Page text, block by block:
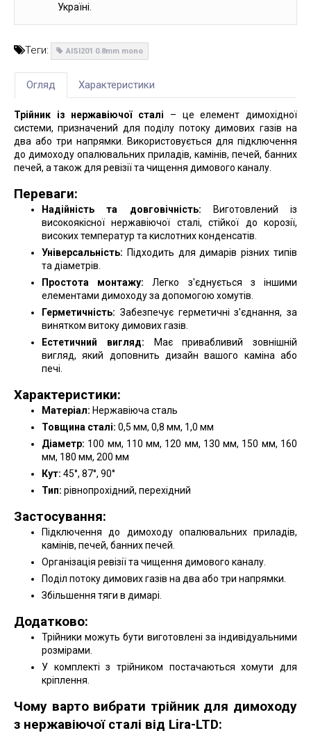
Україні.
Теги: AISI201 0.8mm mono
Огляд Характеристики
Трійник із нержавіючої сталі – це елемент димохідної
системи, призначений для поділу потоку димових газів на
два або три напрямки. Використовується для підключення
до димоходу опалювальних приладів, камінів, печей, банних
печей, а також для ревізії та чищення димового каналу.
Переваги:
Надійність та довговічність: Виготовлений із
високоякісної нержавіючої сталі, стійкої до корозії,
високих температур та кислотних конденсатів.
Універсальність: Підходить для димарів різних типів
та діаметрів.
Простота монтажу: Легко з'єднується з іншими
елементами димоходу за допомогою хомутів.
Герметичність: Забезпечує герметичні з'єднання, за
винятком витоку димових газів.
Естетичний вигляд: Має привабливий зовнішній
вигляд, який доповнить дизайн вашого каміна або
печі.
Характеристики:
Матеріал: Нержавіюча сталь
Товщина сталі: 0,5 мм, 0,8 мм, 1,0 мм
Діаметр: 100 мм, 110 мм, 120 мм, 130 мм, 150 мм, 160
мм, 180 мм, 200 мм
Кут: 45°, 87°, 90°
Тип: рівнопрохідний, перехідний
Застосування:
Підключення до димоходу опалювальних приладів,
камінів, печей, банних печей.
Організація ревізії та чищення димового каналу.
Поділ потоку димових газів на два або три напрямки.
Збільшення тяги в димарі.
Додатково:
Трійники можуть бути виготовлені за індивідуальними
розмірами.
У комплекті з трійником постачаються хомути для
кріплення.
Чому варто вибрати трійник для димоходу
з нержавіючої сталі від Lira-LTD: